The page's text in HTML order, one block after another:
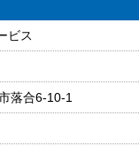
ビス
落合6-10-1